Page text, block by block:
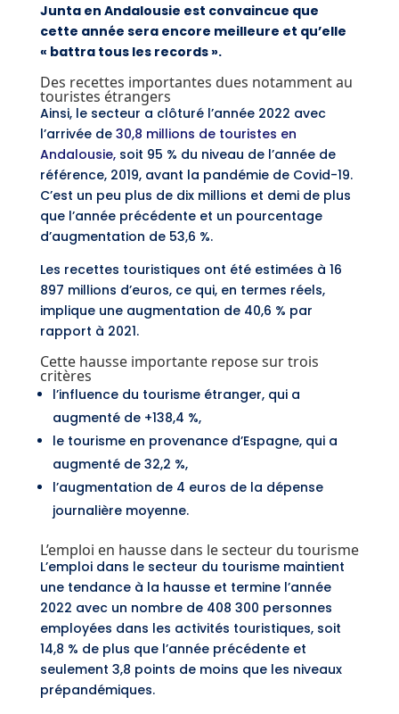
Junta en Andalousie est convaincue que
cette année sera encore meilleure et qu’elle
« battra tous les records ».
Des recettes importantes dues notamment au
touristes étrangers
Ainsi, le secteur a clôturé l’année 2022 avec
l’arrivée de 30,8 millions de touristes en
Andalousie,soit 95 % du niveau de l’année de
référence, 2019, avant la pandémie de Covid-19.
C’est un peu plus de dix millions et demi de plus
que l’année précédente et un pourcentage
d’augmentation de 53,6 %.
Les recettes touristiques ont été estimées à 16
897 millions d’euros, ce qui, en termes réels,
implique une augmentation de 40,6 % par
rapport à 2021.
Cette hausse importante repose sur trois
critères
l’influence du tourisme étranger, qui a
augmenté de +138,4 %,
le tourisme en provenance d’Espagne, qui a
augmenté de 32,2 %,
l’augmentation de 4 euros de la dépense
journalière moyenne.
L’emploi en hausse dans le secteur du tourisme
L’emploi dans le secteur du tourisme maintient
une tendance à la hausse et termine l’année
2022 avec un nombre de 408 300 personnes
employées dans les activités touristiques, soit
14,8 % de plus que l’année précédente et
seulement 3,8 points de moins que les niveaux
prépandémiques.